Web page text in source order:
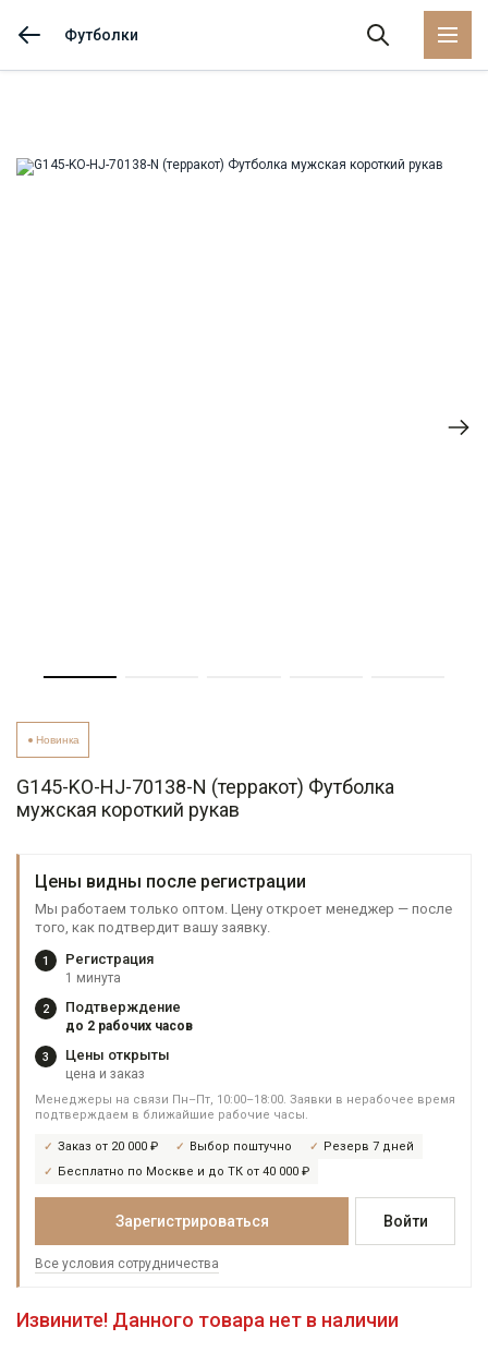
Футболки
Новинка
G145-KO-HJ-70138-N (терракот) Футболка
мужская короткий рукав
Цены видны после регистрации
Мы работаем только оптом. Цену откроет менеджер — после
того, как подтвердит вашу заявку.
1 Регистрация
1 минута
2 Подтверждение
до 2 рабочих часов
3 Цены открыты
цена и заказ
Менеджеры на связи Пн–Пт, 10:00–18:00. Заявки в нерабочее время
подтверждаем в ближайшие рабочие часы.
Заказ от 20 000 ₽ Выбор поштучно
Резерв 7 дней
Бесплатно по Москве и до ТК от 40 000 ₽
Зарегистрироваться Войти
Все условия сотрудничества
Извините! Данного товара нет в наличии